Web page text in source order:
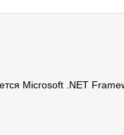
Microsoft .NET